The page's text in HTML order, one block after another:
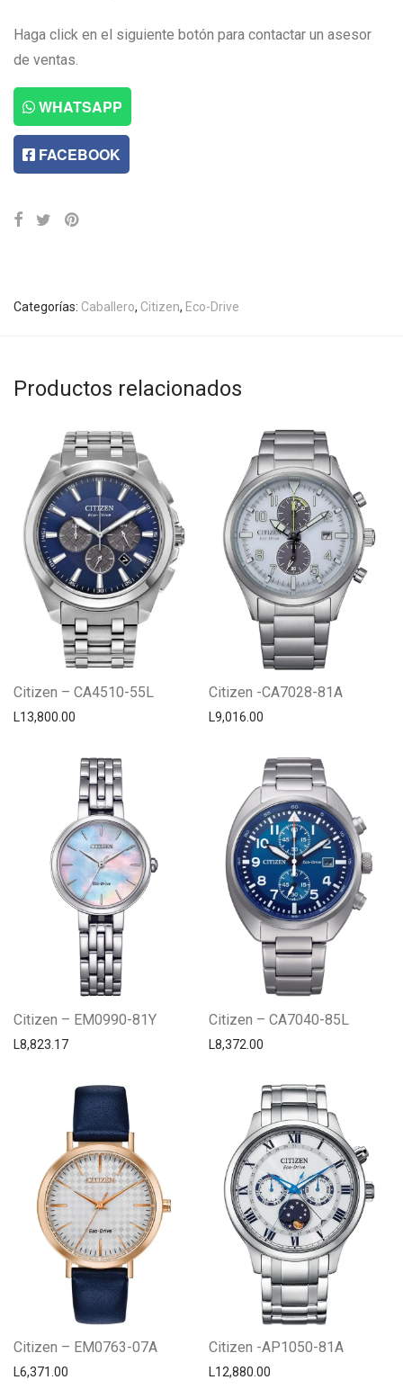
Haga click en el siguiente botón para contactar un asesor
de ventas.
WHATSAPP
FACEBOOK
Categorías: Caballero, Citizen, Eco-Drive
Productos relacionados
Citizen – CA4510-55L
L13,800.00
Citizen -CA7028-81A
L9,016.00
Citizen – EM0990-81Y
L8,823.17
Citizen – CA7040-85L
L8,372.00
Citizen – EM0763-07A
L6,371.00
Citizen -AP1050-81A
L12,880.00